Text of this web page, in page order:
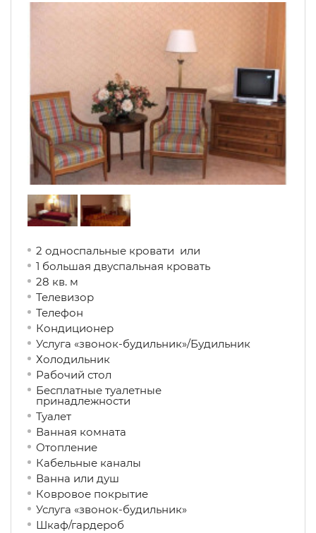
2 односпальные кровати или
1 большая двуспальная кровать
28 кв. м
Телевизор
Телефон
Кондиционер
Услуга «звонок-будильник»/Будильник
Холодильник
Рабочий стол
Бесплатные туалетные
принадлежности
Туалет
Ванная комната
Отопление
Кабельные каналы
Ванна или душ
Ковровое покрытие
Услуга «звонок-будильник»
Шкаф/гардероб